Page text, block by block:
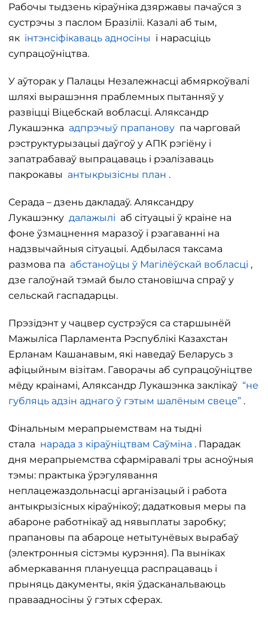
Рабочы тыдзень кіраўніка дзяржавы пачаўся з
сустрэчы з паслом Бразіліі. Казалі аб тым,
як інтэнсіфікаваць адносіны і нарасціць
супрацоўніцтва.
У аўторак у Палацы Незалежнасці абмяркоўвалі
шляхі вырашэння праблемных пытанняў у
развіцці Віцебскай вобласці. Аляксандр
Лукашэнка адпрэчыў прапанову па чарговай
рэструктурызацыі даўгоў у АПК рэгіёну і
запатрабаваў выпрацаваць і рэалізаваць
пакрокавы антыкрызісны план .
Серада – дзень дакладаў. Аляксандру
Лукашэнку далажылі аб сітуацыі ў краіне на
фоне ўзмацнення маразоў і рэагаванні на
надзвычайныя сітуацыі. Адбылася таксама
размова па абстаноўцы ў Магілёўскай вобласці ,
дзе галоўнай тэмай было становішча спраў у
сельскай гаспадарцы.
Прэзідэнт у чацвер сустрэўся са старшынёй
Мажыліса Парламента Рэспублікі Казахстан
Ерланам Кашанавым, які наведаў Беларусь з
афіцыйным візітам. Гаворачы аб супрацоўніцтве
мёду краінамі, Аляксандр Лукашэнка заклікаў “не
губляць адзін аднаго ў гэтым шалёным свеце” .
Фінальным мерапрыемствам на тыдні
стала нарада з кіраўніцтвам Саўміна . Парадак
дня мерапрыемства сфарміравалі тры асноўныя
тэмы: практыка ўрэгулявання
неплацежаздольнасці арганізацый і работа
антыкрызісных кіраўнікоў; дадатковыя меры па
абароне работнікаў ад нявыплаты заробку;
прапановы па абароце нетытунёвых вырабаў
(электронныя сістэмы курэння). Па выніках
абмеркавання плануецца распрацаваць і
прыняць дакументы, якія ўдасканальваюць
праваадносіны ў гэтых сферах.